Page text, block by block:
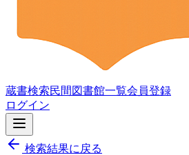
蔵書検索民間図書館一覧会員登録
ログイン
検索結果に戻る